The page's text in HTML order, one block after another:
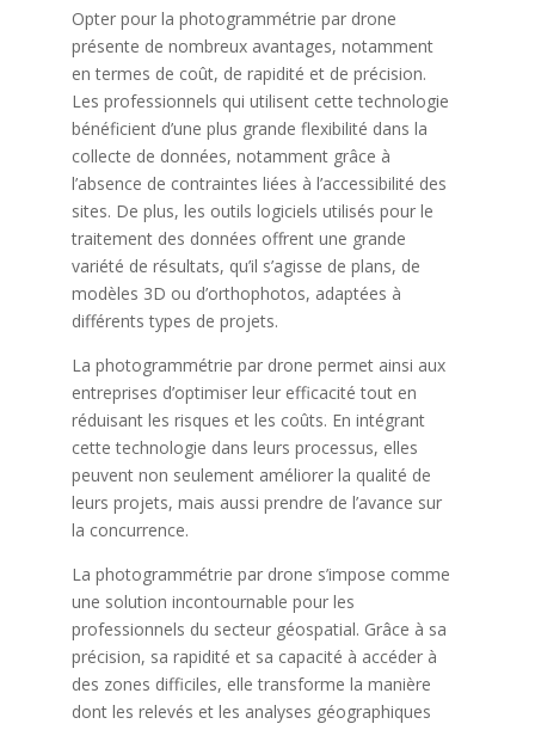
Opter pour la photogrammétrie par drone
présente de nombreux avantages, notamment
en termes de coût, de rapidité et de précision.
Les professionnels qui utilisent cette technologie
bénéficient d’une plus grande flexibilité dans la
collecte de données, notamment grâce à
l’absence de contraintes liées à l’accessibilité des
sites. De plus, les outils logiciels utilisés pour le
traitement des données offrent une grande
variété de résultats, qu’il s’agisse de plans, de
modèles 3D ou d’orthophotos, adaptées à
différents types de projets.
La photogrammétrie par drone permet ainsi aux
entreprises d’optimiser leur efficacité tout en
réduisant les risques et les coûts. En intégrant
cette technologie dans leurs processus, elles
peuvent non seulement améliorer la qualité de
leurs projets, mais aussi prendre de l’avance sur
la concurrence.
La photogrammétrie par drone s’impose comme
une solution incontournable pour les
professionnels du secteur géospatial. Grâce à sa
précision, sa rapidité et sa capacité à accéder à
des zones difficiles, elle transforme la manière
dont les relevés et les analyses géographiques